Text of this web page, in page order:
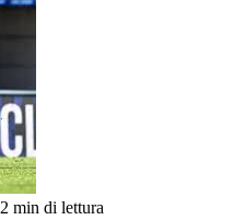
2 min di lettura